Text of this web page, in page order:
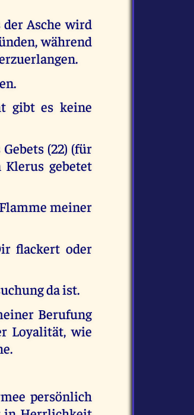
Asche wird
während
gibt es keine
(22) (für
gebetet
meiner
flackert oder
da ist.
Berufung
Loyalität, wie
persönlich